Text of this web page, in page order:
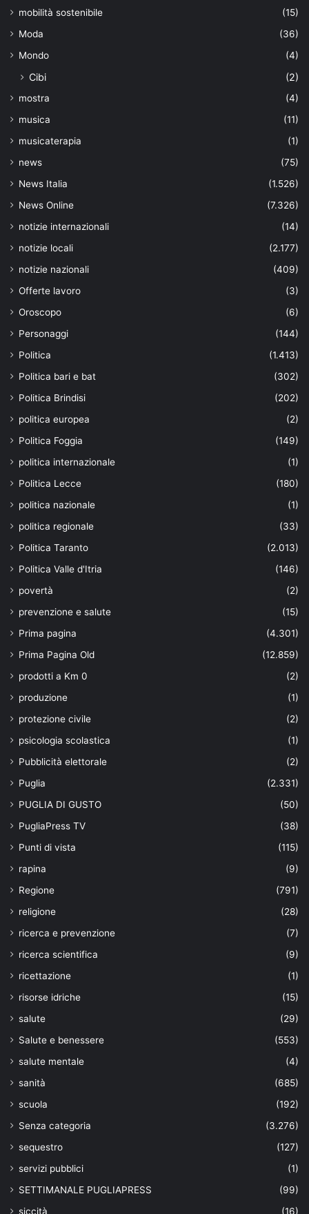
mobilità sostenibile
(15)
Moda
(36)
Mondo
(4)
Cibi (2)
mostra
(4)
musica
(11)
musicaterapia
(1)
news
(75)
News Italia
(1.526)
News Online
(7.326)
notizie internazionali
(14)
notizie locali
(2.177)
notizie nazionali
(409)
Offerte lavoro
(3)
Oroscopo
(6)
Personaggi
(144)
Politica
(1.413)
Politica bari e bat
(302)
Politica Brindisi
(202)
politica europea
(2)
Politica Foggia
(149)
politica internazionale
(1)
Politica Lecce
(180)
politica nazionale
(1)
politica regionale
(33)
Politica Taranto
(2.013)
Politica Valle d'Itria
(146)
povertà
(2)
prevenzione e salute
(15)
Prima pagina
(4.301)
Prima Pagina Old
(12.859)
prodotti a Km 0
(2)
produzione
(1)
protezione civile
(2)
psicologia scolastica
(1)
Pubblicità elettorale
(2)
Puglia
(2.331)
PUGLIA DI GUSTO
(50)
PugliaPress TV
(38)
Punti di vista
(115)
rapina
(9)
Regione
(791)
religione
(28)
ricerca e prevenzione
(7)
ricerca scientifica
(9)
ricettazione
(1)
risorse idriche
(15)
salute
(29)
Salute e benessere
(553)
salute mentale
(4)
sanità
(685)
scuola
(192)
Senza categoria
(3.276)
sequestro
(127)
servizi pubblici
(1)
SETTIMANALE PUGLIAPRESS
(99)
siccità
(16)